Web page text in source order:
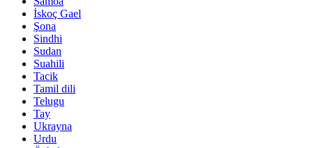
İskoç Gael
Şona
Sindhi
Sudan
Suahili
Tacik
Tamil dili
Telugu
Tay
Ukrayna
Urdu